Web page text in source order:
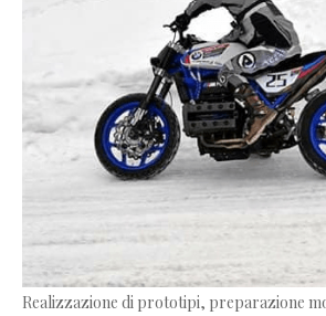
Realizzazione di prototipi, preparazione